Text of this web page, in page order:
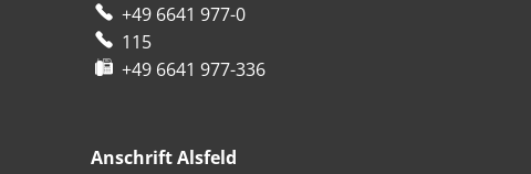
+49 6641 977-0
115
+49 6641 977-336
Anschrift Alsfeld